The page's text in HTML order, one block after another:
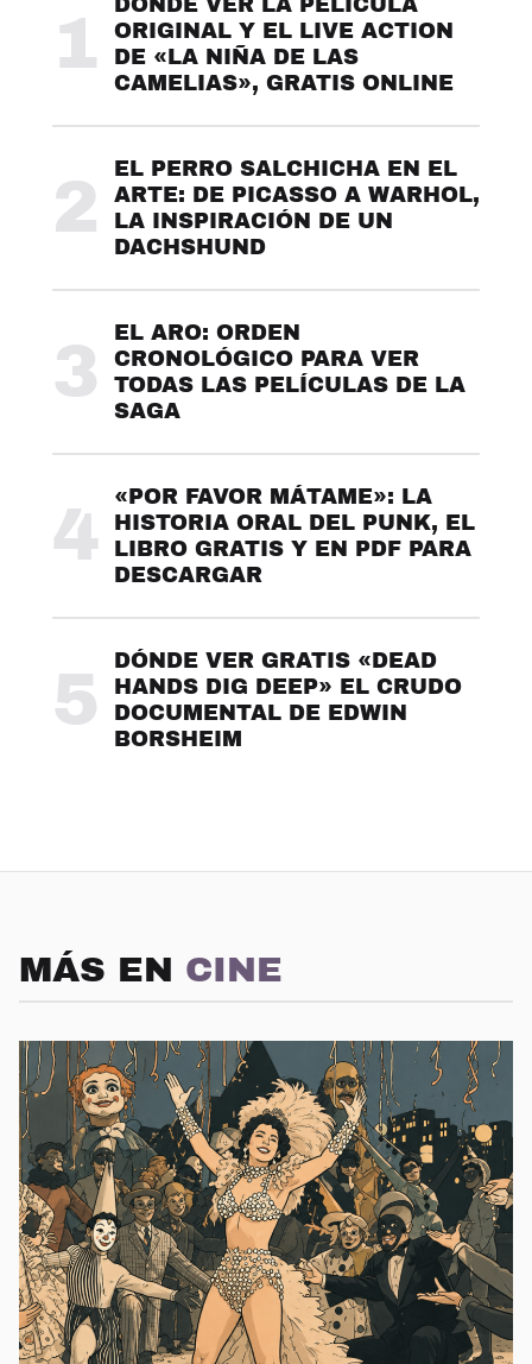
1
DÓNDE VER LA PELÍCULA
ORIGINAL Y EL LIVE ACTION
DE «LA NIÑA DE LAS
CAMELIAS», GRATIS ONLINE
2
EL PERRO SALCHICHA EN EL
ARTE: DE PICASSO A WARHOL,
LA INSPIRACIÓN DE UN
DACHSHUND
3
EL ARO: ORDEN
CRONOLÓGICO PARA VER
TODAS LAS PELÍCULAS DE LA
SAGA
4
«POR FAVOR MÁTAME»: LA
HISTORIA ORAL DEL PUNK, EL
LIBRO GRATIS Y EN PDF PARA
DESCARGAR
5
DÓNDE VER GRATIS «DEAD
HANDS DIG DEEP» EL CRUDO
DOCUMENTAL DE EDWIN
BORSHEIM
MÁS EN CINE